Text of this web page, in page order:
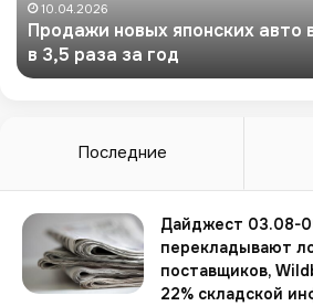
ы
н
с
и
х
10.04.2026
Продажи новых японских авто
в 3,5 раза за год
Последние
Дайджест 03.08-
перекладывают
поставщиков,
22% складской